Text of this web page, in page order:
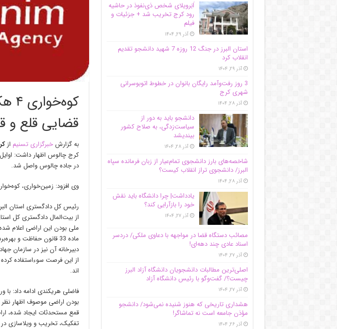
قضایی قلع و
به گزارشخبرگزاری تسنیم از
کرج چالوس اظهار داشت:
در جاده چالوس واصل شد.
وی افزود: زمین‌خواری،
رئیس کل دادگستری استان
از بیت‌المال دادگستری کل
ملی بودن این اراضی اعلام
ماده 33 قانون حفاظت و
دبیرخانه آن نیز در سازمان
از این فرصت سوءاستفاده
اند.
فاضلی هریکندی ادامه داد:
بودن اراضی موصوف اظهار نظر
قمع مستحدثات ایجاد شده،
تفکیک، تخریب و ویلاسازی در حدود 4 هکتار از منابع طبیعی و اراضی
اَبَر‌ویلای شخص ذی‌نفوذ در حاشیه‌
رود کرج تخریب شد + جزئیات و
فیلم
آذر ۲۹, ۱۴۰۴
استان البرز در جنگ 12 روزه 7 شهید دانشجو تقدیم
انقلاب کرد
آذر ۲۹, ۱۴۰۴
3 روز رفت‌وآمد رایگان بانوان در خطوط اتوبوسرانی
شهری کرج
آذر ۲۸, ۱۴۰۴
دانشجو باید به دور از
سیاست‌زدگی، به صلاح کشور
بیندیشد
آذر ۲۸, ۱۴۰۴
شاخصه‌های بارز دانشجوی تمام‌عیار از زبان فرمانده سپاه
البرز/ دانشجوی تراز انقلاب کیست؟
آذر ۲۸, ۱۴۰۴
یادداشت| چرا دانشگاه باید نقش
خود را بازآرایی کند؟
آذر ۲۷, ۱۴۰۴
مصائب دستگاه قضا در مواجهه با دعاوی ملکی/ دردسر
اسناد عادی چند‌ دهه‌ای!
آذر ۲۷, ۱۴۰۴
اصلی‌ترین مطالبات دانشجویان دانشگاه آزاد البرز
چیست؟/ گفت‌وگو با رئیس دانشگاه آز‌اد
آذر ۲۷, ۱۴۰۴
هشداری تاریخی که هنوز شنیده نمی‌شود/ دانشجو
مؤذن جامعه است نه تماشاگر!
آذر ۲۶, ۱۴۰۴